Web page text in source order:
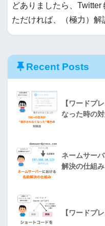
どありましたら、
ただければ、（極力）解
Recent Posts
【ワードプ
なった時の
ネームサー
解決の仕組み
【ワードプ